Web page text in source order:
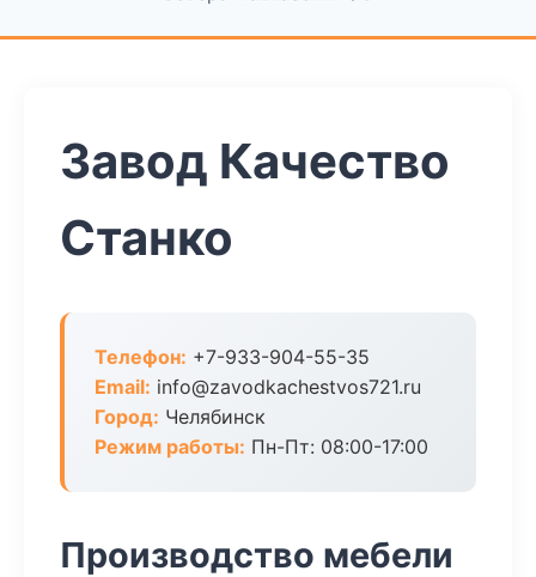
Завод Качество
Станко
Телефон: +7-933-904-55-35
Email: info@zavodkachestvos721.ru
Город: Челябинск
Режим работы: Пн-Пт: 08:00-17:00
Производство мебели